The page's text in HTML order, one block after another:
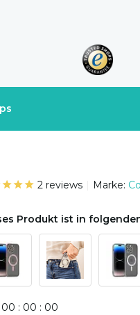
2 reviews Marke:
Produkt ist in
00 : 00 : 00